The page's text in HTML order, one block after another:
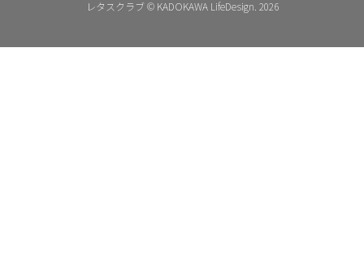
レタスクラブ © KADOKAWA LifeDesign. 2026